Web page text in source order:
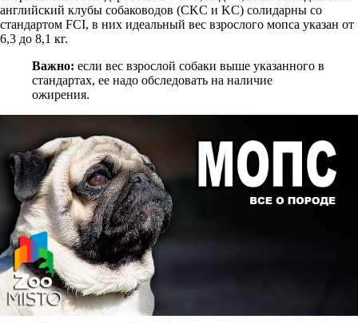
английский клубы собаководов (CKC и KC) солидарны со
стандартом FCI, в них идеальный вес взрослого мопса указан от
6,3 до 8,1 кг.
Важно: если вес взрослой собаки выше указанного в
стандартах, ее надо обследовать на наличие
ожирения.